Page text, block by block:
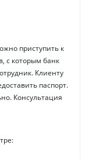
приступить к
с которым банк
Клиенту
паспорт.
Консультация